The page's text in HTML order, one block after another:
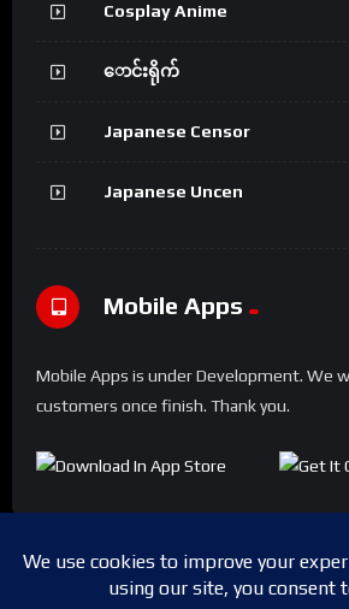
Cosplay Anime
ောင်းရိုက်
Japanese Censor
Japanese Uncen
Mobile Apps
Mobile Apps is under Development. We
customers once finish. Thank you.
Copyright © 2024